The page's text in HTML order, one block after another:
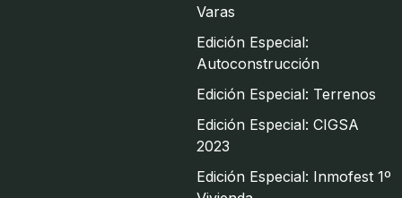
Varas
Edición Especial:
Autoconstrucción
Edición Especial: Terrenos
Edición Especial: CIGSA
2023
Edición Especial: Inmofest 1º